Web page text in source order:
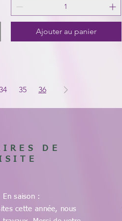
Ajouter au panier
34 35 36
DE
En saison :
cette année, nous